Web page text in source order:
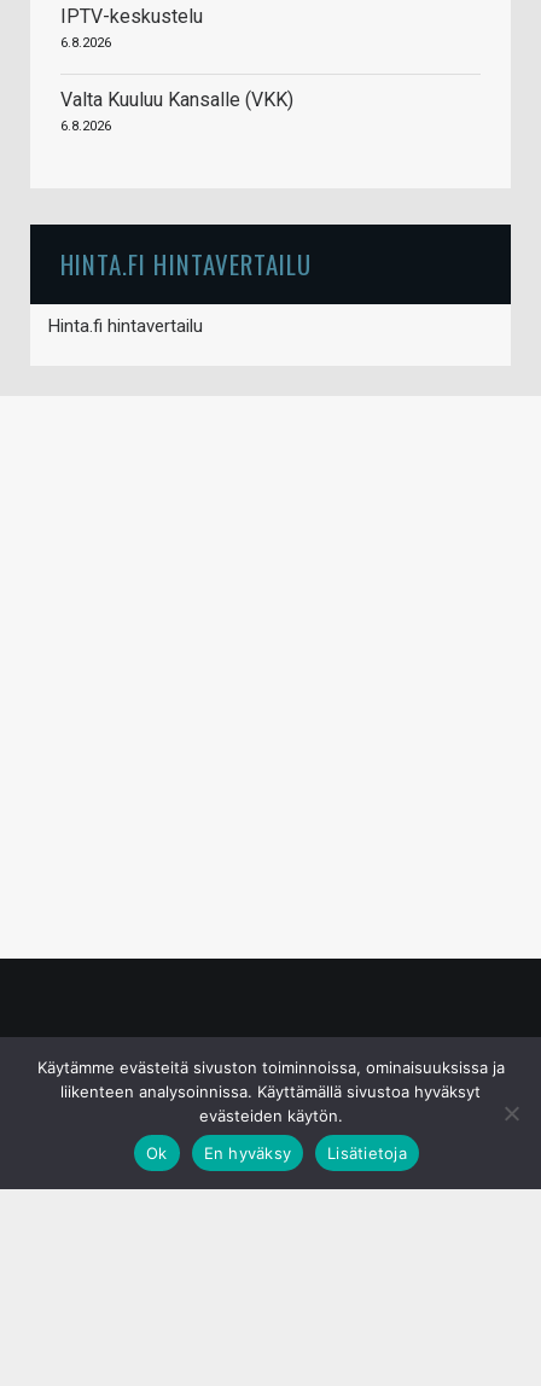
IPTV-keskustelu
6.8.2026
Valta Kuuluu Kansalle (VKK)
6.8.2026
HINTA.FI HINTAVERTAILU
Hinta.fi hintavertailu
Käytämme evästeitä sivuston toiminnoissa, ominaisuuksissa ja
liikenteen analysoinnissa. Käyttämällä sivustoa hyväksyt
evästeiden käytön.
Ok
En hyväksy Lisätietoja